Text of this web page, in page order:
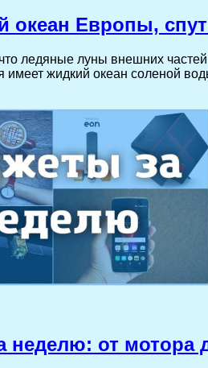
океан Европы,
ледяные луны внешних
имеет жидкий океан соленой
неделю: от мотора